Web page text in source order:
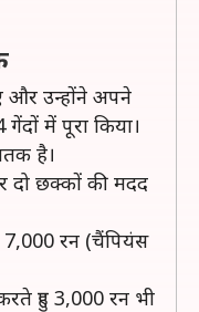
उन्होंने अपने
में पूरा किया।
है।
दो छक्कों की मदद
रन (चैंपियंस
हुए 3,000 रन भी